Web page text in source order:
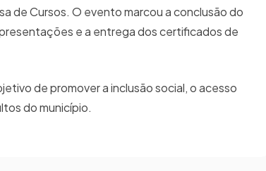
de Cursos. O evento marcou a conclusão do
e a entrega dos certificados de
de promover a inclusão social, o acesso
do município.